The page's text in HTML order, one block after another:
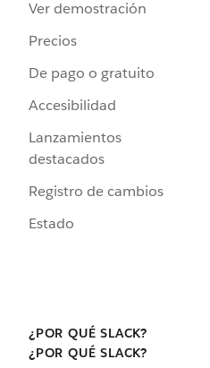
Ver demostración
Precios
De pago o gratuito
Accesibilidad
Lanzamientos
destacados
Registro de cambios
Estado
¿POR QUÉ SLACK?
¿POR QUÉ SLACK?